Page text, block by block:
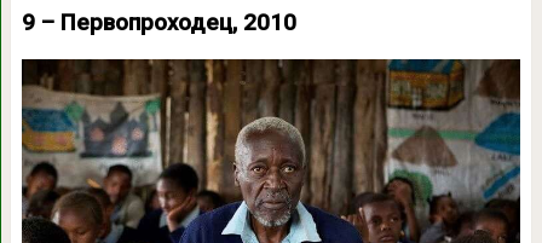
9 – Первопроходец, 2010